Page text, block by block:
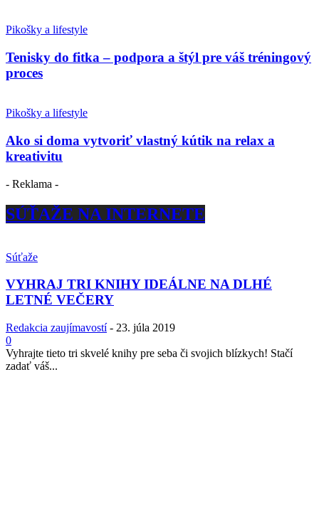
Pikošky a lifestyle
Tenisky do fitka – podpora a štýl pre váš tréningový
proces
Pikošky a lifestyle
Ako si doma vytvoriť vlastný kútik na relax a
kreativitu
- Reklama -
SÚŤAŽE NA INTERNETE
Súťaže
VYHRAJ TRI KNIHY IDEÁLNE NA DLHÉ
LETNÉ VEČERY
Redakcia zaujímavostí - 23. júla 2019
0
Vyhrajte tieto tri skvelé knihy pre seba či svojich blízkych! Stačí
zadať váš...